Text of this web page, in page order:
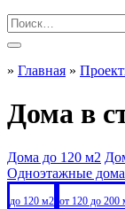
» Главная »
Дома в
Дома до 120 м2
Одноэтажные дома
до 120 м2 от 120 до 200